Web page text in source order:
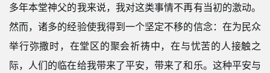
多年本堂神父的我来说，我对这类事情不再有当初的激动。
然而，诸多的经验使我得到一个坚定不移的信念：在为民众
举行弥撒时，在堂区的聚会祈祷中，在与忧苦的人接触之
际，人们的临在给我带来了平安，带来了和乐。这种平安与